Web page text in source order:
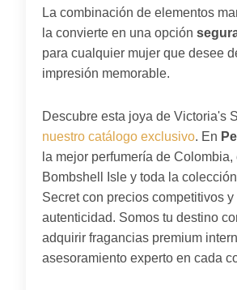
La combinación de elementos
la convierte en una opción
para cualquier mujer que desee
impresión memorable.
Descubre esta joya de Victoria's
nuestro catálogo exclusivo. En
la mejor perfumería de
Bombshell Isle y toda la
Secret con precios competitivos
autenticidad. Somos tu destino
adquirir fragancias premium
asesoramiento experto en cada